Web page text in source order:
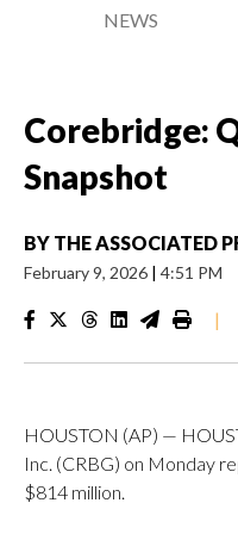
NEWS
Corebridge:
Snapshot
BY THE ASSOCIATED
February 9, 2026 | 4:51 PM
|
HOUSTON (AP) —
Inc. (CRBG) on Monday
$814 million.